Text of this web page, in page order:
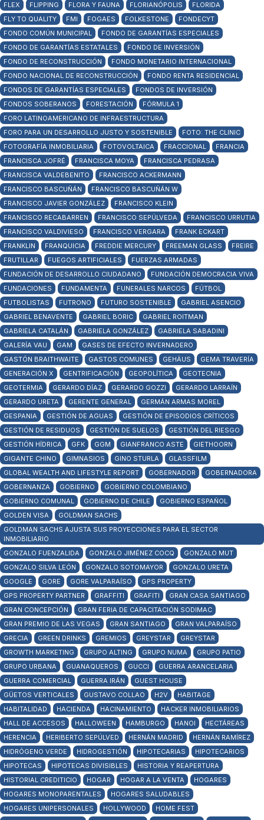
FLEX
FLIPPING FLORA Y FAUNA FLORIANÓPOLIS
FLORIDA
FLY TO QUALITY
FMI FOGAES FOLKESTONE
FONDECYT
FONDO COMÚN MUNICIPAL
FONDO DE GARANTÍAS ESPECIALES
FONDO DE GARANTÍAS ESTATALES
FONDO DE INVERSIÓN
FONDO DE RECONSTRUCCIÓN
FONDO MONETARIO INTERNACIONAL
FONDO NACIONAL DE RECONSTRUCCIÓN
FONDO RENTA RESIDENCIAL
FONDOS DE GARANTÍAS ESPECIALES
FONDOS DE INVERSIÓN
FONDOS SOBERANOS
FORESTACIÓN
FÓRMULA 1
FORO LATINOAMERICANO DE INFRAESTRUCTURA
FORO PARA UN DESARROLLO JUSTO Y SOSTENIBLE
FOTO: THE CLINIC
FOTOGRAFÍA INMOBILIARIA
FOTOVOLTAICA FRACCIONAL
FRANCIA
FRANCISCA JOFRÉ
FRANCISCA MOYA
FRANCISCA PEDRASA
FRANCISCA VALDEBENITO
FRANCISCO ACKERMANN
FRANCISCO BASCUÑÁN
FRANCISCO BASCUÑÁN W
FRANCISCO JAVIER GONZÁLEZ
FRANCISCO KLEIN
FRANCISCO RECABARREN
FRANCISCO SEPÚLVEDA
FRANCISCO URRUTIA
FRANCISCO VALDIVIESO
FRANCISCO VERGARA
FRANK ECKART
FRANKLIN
FRANQUICIA FREDDIE MERCURY FREEMAN GLASS
FREIRE
FRUTILLAR
FUEGOS ARTIFICIALES
FUERZAS ARMADAS
FUNDACIÓN DE DESARROLLO CIUDADANO
FUNDACIÓN DEMOCRACIA VIVA
FUNDACIONES
FUNDAMENTA FUNERALES NARCOS
FÚTBOL
FUTBOLISTAS
FUTRONO FUTURO SOSTENIBLE
GABRIEL ASENCIO
GABRIEL BENAVENTE
GABRIEL BORIC
GABRIEL ROITMAN
GABRIELA CATALÁN
GABRIELA GONZÁLEZ
GABRIELA SABADINI
GALERÍA VAU
GAM
GASES DE EFECTO INVERNADERO
GASTÓN BRAITHWAITE
GASTOS COMUNES GEHÄUS
GEMA TRAVERÍA
GENERACIÓN X
GENTRIFICACIÓN GEOPOLÍTICA
GEOTECNIA
GEOTERMIA
GERARDO DÍAZ GERARDO GOZZI
GERARDO LARRAÍN
GERARDO URETA
GERENTE GENERAL
GERMÁN ARMAS MOREL
GESPANIA
GESTIÓN DE AGUAS
GESTIÓN DE EPISODIOS CRÍTICOS
GESTIÓN DE RESIDUOS
GESTIÓN DE SUELOS
GESTIÓN DEL RIESGO
GESTIÓN HÍDRICA
GFK GGM GIANFRANCO ASTE
GIETHOORN
GIGANTE CHINO
GIMNASIOS GINO STURLA
GLASSFILM
GLOBAL WEALTH AND LIFESTYLE REPORT
GOBERNADOR
GOBERNADORA
GOBERNANZA
GOBIERNO
GOBIERNO COLOMBIANO
GOBIERNO COMUNAL
GOBIERNO DE CHILE
GOBIERNO ESPAÑOL
GOLDEN VISA
GOLDMAN SACHS
GOLDMAN SACHS AJUSTA SUS PROYECCIONES PARA EL SECTOR
INMOBILIARIO
GONZALO FUENZALIDA
GONZALO JIMÉNEZ COCQ
GONZALO MUT
GONZALO SILVA LEÓN
GONZALO SOTOMAYOR
GONZALO URETA
GOOGLE
GORE GORE VALPARAÍSO
GPS PROPERTY
GPS PROPERTY PARTNER
GRAFFITI GRAFITI
GRAN CASA SANTIAGO
GRAN CONCEPCIÓN
GRAN FERIA DE CAPACITACIÓN SODIMAC
GRAN PREMIO DE LAS VEGAS
GRAN SANTIAGO
GRAN VALPARAÍSO
GRECIA
GREEN DRINKS GREMIOS GREYSTAR
GREYSTAR
GROWTH MARKETING
GRUPO ALTING GRUPO NUMA
GRUPO PATIO
GRUPO URBANA
GUANAQUEROS GUCCI
GUERRA ARANCELARIA
GUERRA COMERCIAL
GUERRA IRÁN
GUEST HOUSE
GÜETOS VERTICALES
GUSTAVO COLLAO H2V
HABITAGE
HABITALIDAD
HACIENDA HACINAMIENTO
HACKER INMOBILIARIOS
HALL DE ACCESOS
HALLOWEEN HAMBURGO HANOI
HECTÁREAS
HERENCIA
HERIBERTO SEPÚLVED HERNÁN MADRID
HERNÁN RAMÍREZ
HIDRÓGENO VERDE
HIDROGESTIÓN HIPOTECARIAS
HIPOTECARIOS
HIPOTECAS
HIPOTECAS DIVISIBLES
HISTORIA Y REAPERTURA
HISTORIAL CREDITICIO
HOGAR HOGAR A LA VENTA
HOGARES
HOGARES MONOPARENTALES
HOGARES SALUDABLES
HOGARES UNIPERSONALES
HOLLYWOOD
HOME FEST